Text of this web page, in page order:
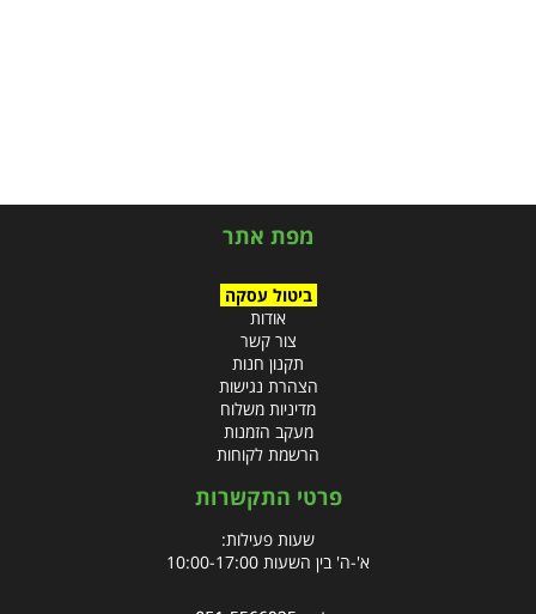
מפת אתר
ביטול עסקה
אודות
צור קשר
תקנון חנות
הצהרת נגישות
מדיניות משלוח
מעקב הזמנות
הרשמת לקוחות
פרטי התקשרות
שעות פעילות:
א'-ה' בין השעות 10:00-17:00